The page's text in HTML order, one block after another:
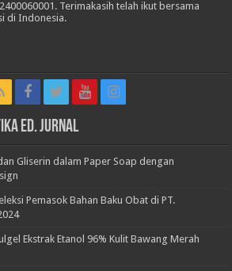
Terimakasih telah ikut bersama
di Indonesia.
Ed. Jurnal
Gliserin dalam Paper Soap dengan
Pemasok Bahan Baku Obat di PT.
Ekstrak Etanol 96% Kulit Bawang Merah